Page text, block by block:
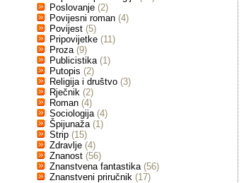
Poslovanje (2)
Povijesni roman (4)
Povijest (5)
Pripovijetke (11)
Proza (9)
Publicistika (1)
Putopis (2)
Religija i društvo (3)
Rječnik (2)
Roman (4)
Sociologija (4)
Špijunaža (1)
Strip (15)
Zdravlje (4)
Znanost (56)
Znanstvena fantastika (56)
Znanstveni priručnik (17)